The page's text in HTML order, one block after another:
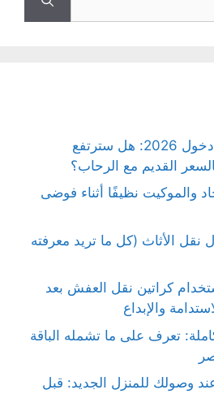
أسعار نقل العفش مع دخول 2026: هل سترتفع
القديم مع الرحاب؟
والموكيت نظيفًا أثناء فوضى
نقل الأثاث (كل ما تريد معرفته
كراتين نقل العفش بعد
والإبداع
تعرف على ما تشمله الباقة
عند وصولك للمنزل الجديد: قبل